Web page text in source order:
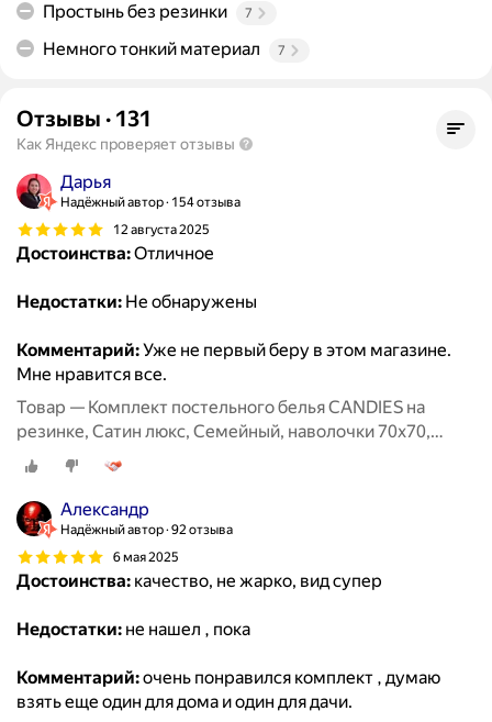
Простынь без резинки 7
Немного тонкий материал 7
Отзывы · 131
Как Яндекс проверяет отзывы
Дарья
Надёжный автор 154 отзыва
12 августа 2025
Достоинства:Отличное
Недостатки: Не обнаружены
Комментарий:Уже не первый беру в этом магазине.
Мне нравится все.
Товар — Комплект постельного белья CANDIES на
резинке, Сатин люкс, Семейный, наволочки 70x70,
50x70
Александр
Надёжный автор 92 отзыва
6 мая 2025
Достоинства: качество, не жарко, вид супер
Недостатки: не нашел , пока
Комментарий:очень понравился комплект , думаю
взять еще один для дома и один для дачи.